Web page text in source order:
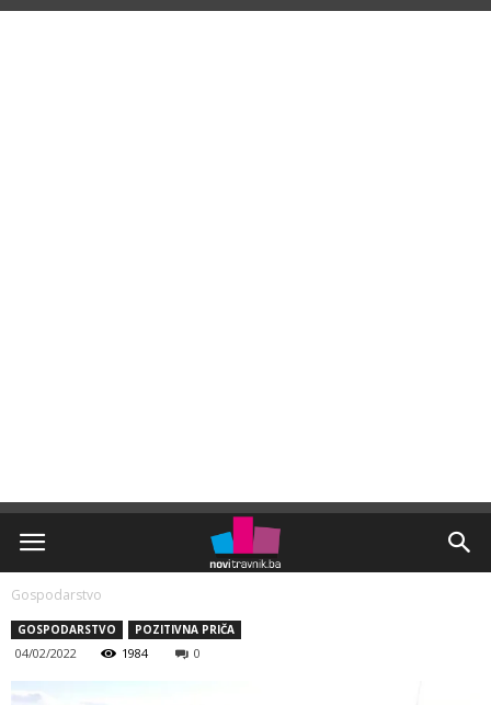
Gospodarstvo
GOSPODARSTVO POZITIVNA PRIČA
04/02/2022 1984 0